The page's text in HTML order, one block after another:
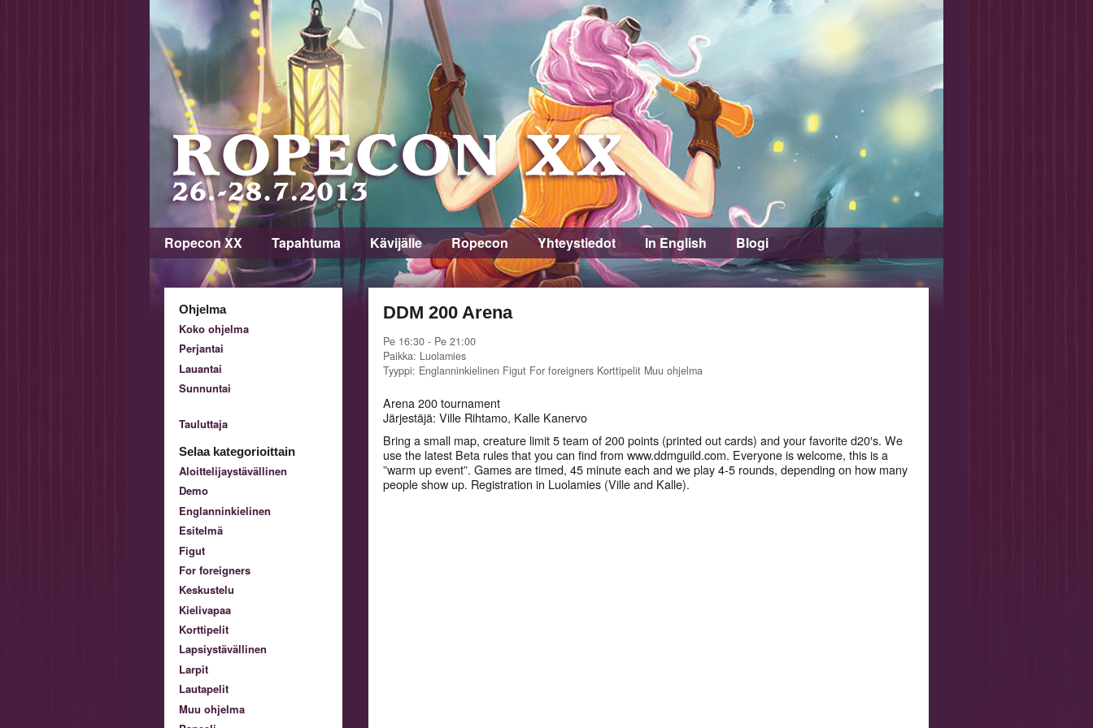
Ropecon XX Tapahtuma Kävijälle Ropecon Yhteystiedot In English Blogi
Ohjelma
Koko ohjelma
Perjantai
Lauantai
Sunnuntai
Tauluttaja
Selaa kategorioittain
Aloittelijaystävällinen
Demo
Englanninkielinen
Esitelmä
Figut
For foreigners
Keskustelu
Kielivapaa
Korttipelit
Lapsiystävällinen
Larpit
Lautapelit
Muu ohjelma
DDM 200 Arena
Pe 16:30 - Pe 21:00
Paikka: Luolamies
Tyyppi: Englanninkielinen Figut For foreigners Korttipelit Muu ohjelma
Arena 200 tournament
Järjestäjä: Ville Rihtamo, Kalle Kanervo
Bring a small map, creature limit 5 team of 200 points (printed out cards) and your favorite d20′s. We
use the latest Beta rules that you can find from www.ddmguild.com. Everyone is welcome, this is a
”warm up event”. Games are timed, 45 minute each and we play 4-5 rounds, depending on how many
people show up. Registration in Luolamies (Ville and Kalle).